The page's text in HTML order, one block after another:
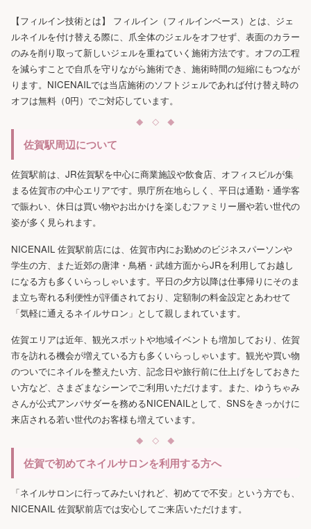
【フィルイン技術とは】 フィルイン（フィルインベース）とは、ジェ
ルネイルを付け替える際に、爪全体のジェルをオフせず、表面のカラー
のみを削り取って新しいジェルを重ねていく施術方法です。オフの工程
を減らすことで自爪を守りながら施術でき、施術時間の短縮にもつなが
ります。NICENAILでは当店施術のソフトジェルであれば付け替え時の
オフは無料（0円）でご対応しています。
佐賀駅周辺について
佐賀駅前は、JR佐賀駅を中心に商業施設や飲食店、オフィスビルが集
まる佐賀市の中心エリアです。県庁所在地らしく、平日は通勤・通学客
で賑わい、休日は買い物やお出かけを楽しむファミリー層や若い世代の
姿が多く見られます。
NICENAIL 佐賀駅前店には、佐賀市内にお勤めのビジネスパーソンや
学生の方、また近郊の唐津・鳥栖・武雄方面からJRを利用してお越し
になる方も多くいらっしゃいます。平日の夕方以降は仕事帰りにそのま
ま立ち寄れる利便性が評価されており、定額制の料金設定とあわせて
「気軽に通えるネイルサロン」として親しまれています。
佐賀エリアは近年、観光スポットや地域イベントも増加しており、佐賀
市を訪れる機会が増えている方も多くいらっしゃいます。観光や買い物
のついでにネイルを整えたい方、記念日や旅行前に仕上げをしておきた
い方など、さまざまなシーンでご利用いただけます。また、ゆうちゃみ
さんが公式アンバサダーを務めるNICENAILとして、SNSをきっかけに
来店される若い世代のお客様も増えています。
佐賀で初めてネイルサロンを利用する方へ
「ネイルサロンに行ってみたいけれど、初めてで不安」という方でも、
NICENAIL 佐賀駅前店では安心してご来店いただけます。